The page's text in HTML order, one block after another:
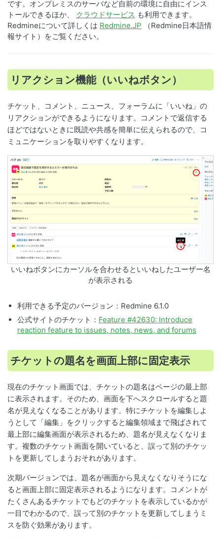
です。オンプレミスのサーバなど自前の環境に自由にインス
トールできるほか、
クラウドサービス も利用できます。
Redmineについて詳しくは Redmine.JP （Redmine日本語情
報サイト）をご覧ください。
リアクション機能（いいねボタン）
チケット、コメント、ニュース、フォーラムに「いいね」の
リアクションができるようになります。コメントで返信する
ほどではないときに既読や共感を簡単に伝えられるので、コ
ミュニケーションを取りやすくなります。
いいねボタンにカーソルを合わせるといいねしたユーザー名
が表示される
利用できる予定のバージョン：Redmine 6.1.0
公式サイトのチケット： Feature #42630: Introduce
reaction feature to issues, notes, news, and forums
チケットの題名を画面上部に固定表示
現在のチケット画面では、チケットの題名はページの最上部
に表示されます。そのため、画面を下へスクロールすると題
名が見えなくなることがあります。特にチケットを編集しよ
うとして「編集」をクリックすると編集領域まで飛ばされて
最上部に編集画面が表示されるため、題名が見えなくなりま
す。複数のチケット画面を開いていると、誤って別のチケッ
トを更新してしまうおそれがあります。
次期バージョンでは、題名が画面から見えなくなりそうにな
ると画面上部に固定表示されるようになります。コメントが
たくさんあるチケットでもどのチケットを表示しているかが
一目でわかるので、誤って別のチケットを更新してしまうミ
スを防ぐ効果があります。